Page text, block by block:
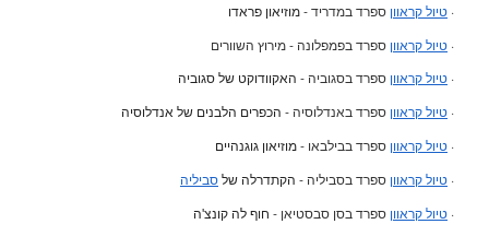
· טיול קראוון ספרד במדריד - מוזיאון פראדו
· טיול קראוון ספרד בפמפלונה - מירוץ השוורים
· טיול קראוון ספרד בסגוביה - האקוודוקט של סגוביה
· טיול קראוון ספרד באנדלוסיה - הכפרים הלבנים של אנדלוסיה
· טיול קראוון ספרד בבילבאו - מוזיאון גוגנהיים
· טיול קראוון ספרד בסביליה - הקתדרלה של סביליה
· טיול קראוון ספרד בסן סבסטיאן - חוף לה קונצ'ה